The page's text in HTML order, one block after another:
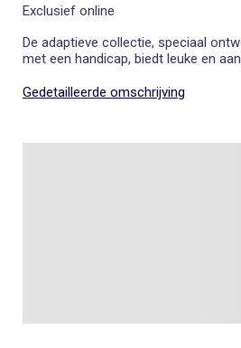
Exclusief online
De adaptieve collectie, speciaal
met een handicap, biedt leuke en
zijopeningen met klittenband.
pasvorm is ook ontworpen om het
Gedetailleerde omschrijving